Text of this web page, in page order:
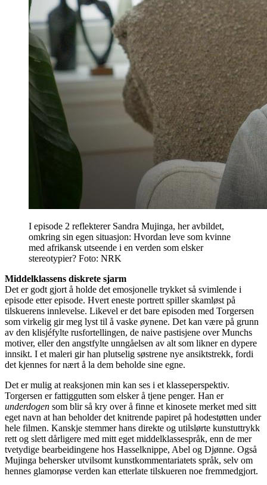
I episode 2 reflekterer Sandra Mujinga, her avbildet,
omkring sin egen situasjon: Hvordan leve som kvinne
med afrikansk utseende i en verden som elsker
stereotypier? Foto: NRK
Middelklassens diskrete sjarm
Det er godt gjort å holde det emosjonelle trykket så svimlende i
episode etter episode. Hvert eneste portrett spiller skamløst på
tilskuerens innlevelse. Likevel er det bare episoden med Torgersen
som virkelig gir meg lyst til å vaske øynene. Det kan være på grunn
av den klisjéfylte rusfortellingen, de naive pastisjene over Munchs
motiver, eller den angstfylte unngåelsen av alt som likner en dypere
innsikt. I et maleri gir han plutselig søstrene nye ansiktstrekk, fordi
det kjennes for nært å la dem beholde sine egne.
Det er mulig at reaksjonen min kan ses i et klasseperspektiv.
Torgersen er fattiggutten som elsker å tjene penger. Han er
underdogen som blir så kry over å finne et kinosete merket med sitt
eget navn at han beholder det knitrende papiret på hodestøtten under
hele filmen. Kanskje stemmer hans direkte og utilslørte kunstuttrykk
rett og slett dårligere med mitt eget middelklassespråk, enn de mer
tvetydige bearbeidingene hos Hasselknippe, Abel og Djønne. Også
Mujinga behersker utvilsomt kunstkommentariatets språk, selv om
hennes glamorøse verden kan etterlate tilskueren noe fremmedgjort.